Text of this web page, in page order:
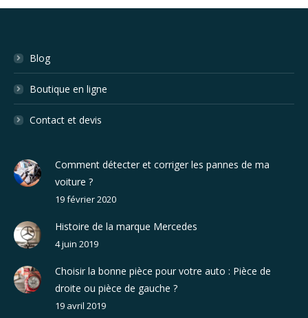
Blog
Boutique en ligne
Contact et devis
Comment détecter et corriger les pannes de ma
voiture ?
19 février 2020
Histoire de la marque Mercedes
4 juin 2019
Choisir la bonne pièce pour votre auto : Pièce de
droite ou pièce de gauche ?
19 avril 2019